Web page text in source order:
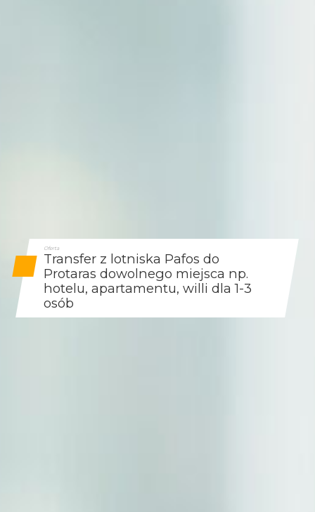
Oferta
Transfer z lotniska Pafos do
Protaras dowolnego miejsca np.
hotelu, apartamentu, willi dla 1-3
osób